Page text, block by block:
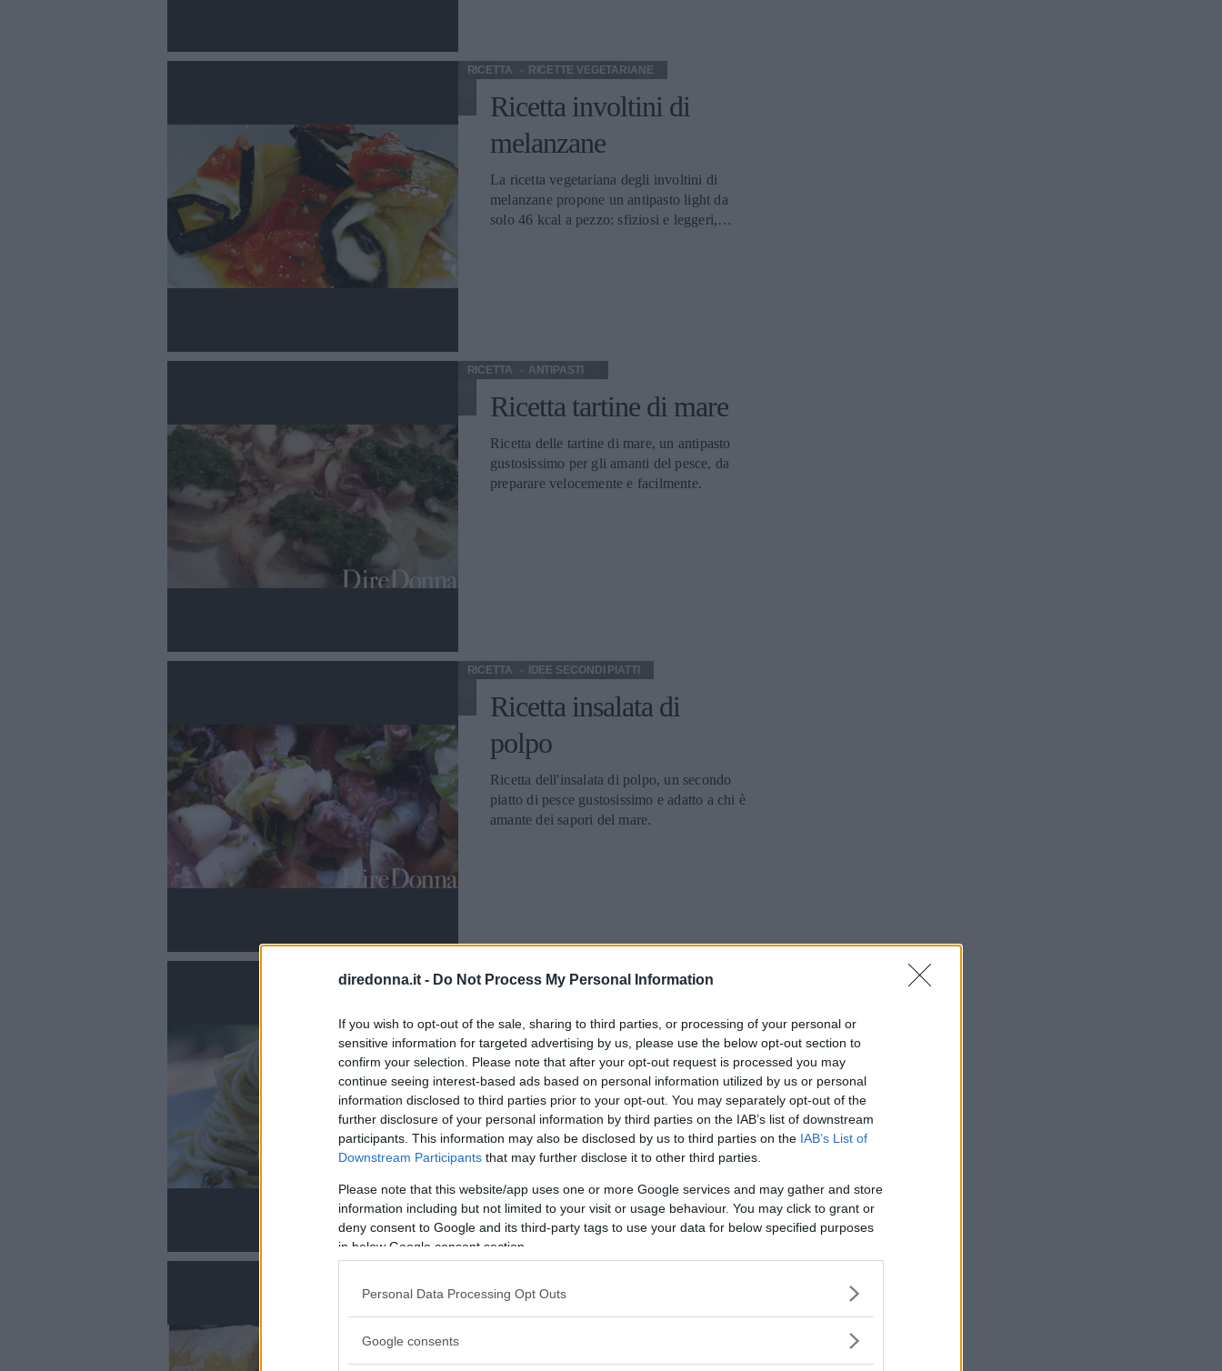
diredonna.it - Do Not Process My Personal Information
If you wish to opt-out of the sale, sharing to third parties, or processing of your personal or
sensitive information for targeted advertising by us, please use the below opt-out section to
confirm your selection. Please note that after your opt-out request is processed you may
continue seeing interest-based ads based on personal information utilized by us or personal
information disclosed to third parties prior to your opt-out. You may separately opt-out of the
further disclosure of your personal information by third parties on the IAB’s list of downstream
participants. This information may also be disclosed by us to third parties on the IAB’s List of
Downstream Participants that may further disclose it to other third parties.
Please note that this website/app uses one or more Google services and may gather and store
information including but not limited to your visit or usage behaviour. You may click to grant or
deny consent to Google and its third-party tags to use your data for below specified purposes
in below Google consent section.
Personal Data Processing Opt Outs
Google consents
RICETTA RICETTE VEGETARIANE
Ricetta involtini di
melanzane
La ricetta vegetariana degli involtini di
melanzane propone un antipasto light da
solo 46 kcal a pezzo: sfiziosi e leggeri,
RICETTA ANTIPASTI
Ricetta tartine di mare
Ricetta delle tartine di mare, un antipasto
gustosissimo per gli amanti del pesce, da
preparare velocemente e facilmente.
RICETTA IDEE SECONDI PIATTI
Ricetta insalata di
polpo
Ricetta dell'insalata di polpo, un secondo
piatto di pesce gustosissimo e adatto a chi è
amante dei sapori del mare.
zucchine
Ricetta della pasta con le zucchine, un
primo piatto semplicissimo e veloce da
preparare ma gustoso e ideale per una
cucina vegetariana.
Ricetta rotolo alla